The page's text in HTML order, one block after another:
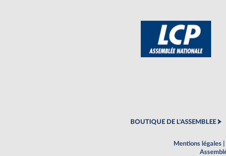
BOUTIQUE DE L'ASSEMBLEE
Mentions légales